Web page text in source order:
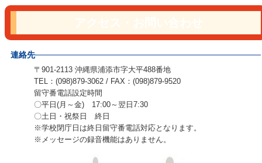
連絡先
〒901-2113 沖縄県浦添市字大平488番地
TEL：(098)879-3062 / FAX：(098)879-9520
留守番電話設定時間
〇平日(月～金) 17:00～翌日7:30
〇土日・祝祭日 終日
※学校閉庁日は終日留守番電話対応となります。
※メッセージの録音機能はありません。